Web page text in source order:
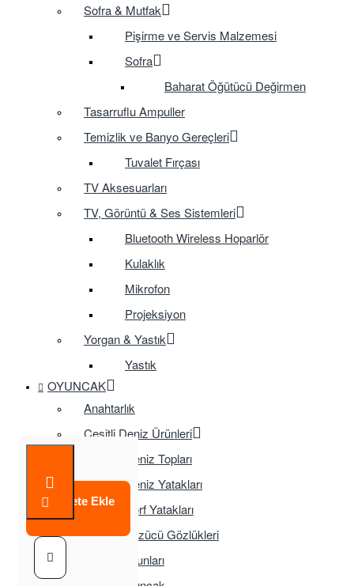
Sofra & Mutfak
Pişirme ve Servis Malzemesi
Sofra
Baharat Öğütücü Değirmen
Tasarruflu Ampuller
Temizlik ve Banyo Gereçleri
Tuvalet Fırçası
TV Aksesuarları
TV, Görüntü & Ses Sistemleri
Bluetooth Wireless Hoparlör
Kulaklık
Mikrofon
Projeksiyon
Yorgan & Yastık
Yastık
OYUNCAK
Anahtarlık
Çeşitli Deniz Ürünleri
Deniz Topları
Deniz Yatakları
Sörf Yatakları
Yüzücü Gözlükleri
Çocuk Oyunları
Sepete Ekle